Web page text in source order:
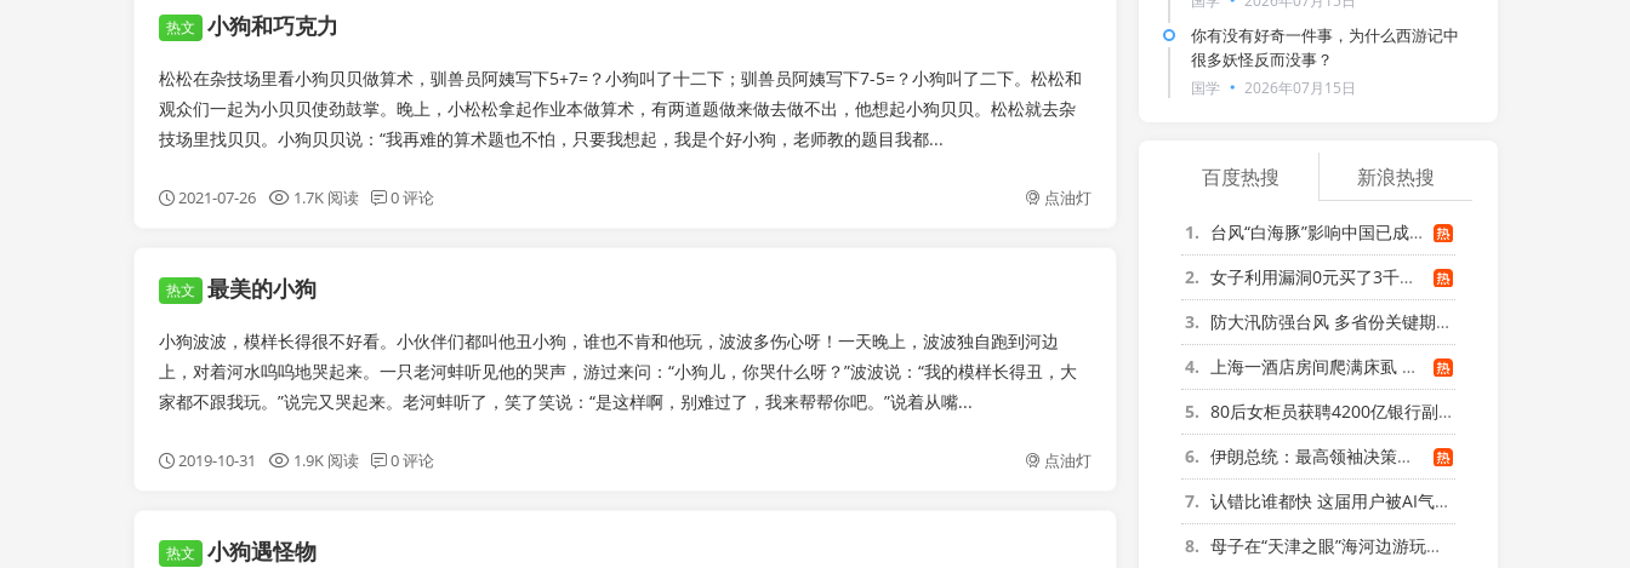
热文 小狗和巧克力
松松在杂技场里看小狗贝贝做算术，驯兽员阿姨写下5+7=？小狗叫了十二下；驯兽员阿姨写下7-5=？小狗叫了二下。松松和
观众们一起为小贝贝使劲鼓掌。晚上，小松松拿起作业本做算术，有两道题做来做去做不出，他想起小狗贝贝。松松就去杂
技场里找贝贝。小狗贝贝说：“我再难的算术题也不怕，只要我想起，我是个好小狗，老师教的题目我都...
2021-07-26 1.7K 阅读 0 评论 点油灯
热文 最美的小狗
小狗波波，模样长得很不好看。小伙伴们都叫他丑小狗，谁也不肯和他玩，波波多伤心呀！一天晚上，波波独自跑到河边
上，对着河水呜呜地哭起来。一只老河蚌听见他的哭声，游过来问：“小狗儿，你哭什么呀？”波波说：“我的模样长得丑，大
家都不跟我玩。”说完又哭起来。老河蚌听了，笑了笑说：“是这样啊，别难过了，我来帮帮你吧。”说着从嘴...
2019-10-31 1.9K 阅读 0 评论 点油灯
热文 小狗遇怪物
你有没有好奇一件事，为什么西游记中
很多妖怪反而没事？
国学 2026年07月15日
百度热搜 新浪热搜
1
台风“白海豚”影响中国已成定局
2
女子利用漏洞0元买了3千台电器
3
防大汛防强台风 多省份关键期这样做
4
上海一酒店房间爬满床虱 住客反被怼
5
80后女柜员获聘4200亿银行副行长
6
伊朗总统：最高领袖决策过程遭人利用
7
认错比谁都快 这届用户被AI气笑了
8
母子在“天津之眼”海河边游玩时溺亡